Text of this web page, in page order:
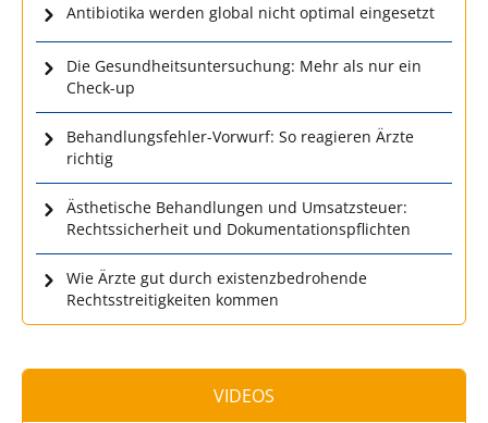
Antibiotika werden global nicht optimal eingesetzt
Die Gesundheitsuntersuchung: Mehr als nur ein
Check-up
Behandlungsfehler-Vorwurf: So reagieren Ärzte
richtig
Ästhetische Behandlungen und Umsatzsteuer:
Rechtssicherheit und Dokumentationspflichten
Wie Ärzte gut durch existenzbedrohende
Rechtsstreitigkeiten kommen
VIDEOS